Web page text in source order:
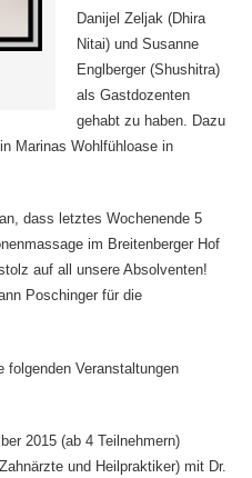
Danijel Zeljak (Dhira
Nitai) und Susanne
Englberger (Shushitra)
als Gastdozenten
gehabt zu haben. Dazu
Marinas Wohlfühloase in
dass letztes Wochenende 5
im Breitenberger Hof
auf all unsere Absolventen!
Poschinger für die
folgenden Veranstaltungen
2015 (ab 4 Teilnehmern)
und Heilpraktiker) mit Dr.